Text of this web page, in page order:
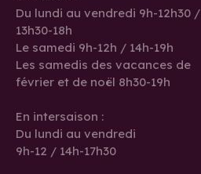
Du lundi au vendredi 9h-12h30 /
13h30-18h
Le samedi 9h-12h / 14h-19h
Les samedis des vacances de
février et de noël 8h30-19h
En intersaison :
Du lundi au vendredi
9h-12 / 14h-17h30